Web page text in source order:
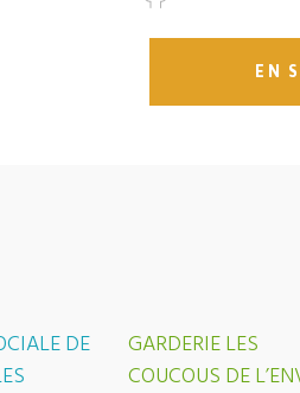
EN
DE
GARDERIE LES
COUCOUS DE